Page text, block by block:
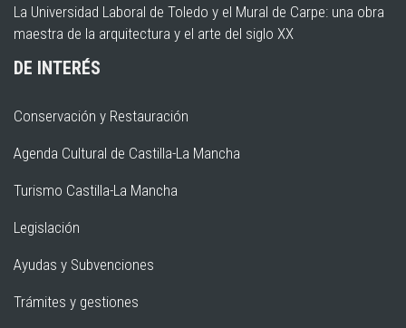
La Universidad Laboral de Toledo y el Mural de Carpe: una obra
maestra de la arquitectura y el arte del siglo XX
DE INTERÉS
Conservación y Restauración
Agenda Cultural de Castilla-La Mancha
Turismo Castilla-La Mancha
Legislación
Ayudas y Subvenciones
Trámites y gestiones